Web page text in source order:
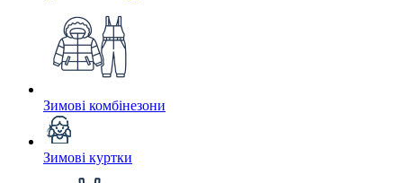
Зимові комбінезони
Зимові куртки